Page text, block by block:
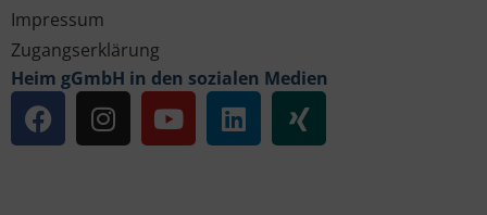
Impressum
Zugangserklärung
Heim gGmbH in den sozialen Medien